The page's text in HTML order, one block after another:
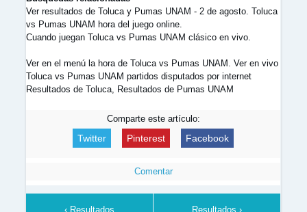
Ver resultados de Toluca y Pumas UNAM - 2 de agosto. Toluca
vs Pumas UNAM hora del juego online.
Cuando juegan Toluca vs Pumas UNAM clásico en vivo.
Ver en el menú la hora de Toluca vs Pumas UNAM. Ver en vivo
Toluca vs Pumas UNAM partidos disputados por internet
Resultados de Toluca, Resultados de Pumas UNAM
Comparte este artículo:
Twitter Pinterest Facebook
Comentar
‹ Resultados Resultados ›